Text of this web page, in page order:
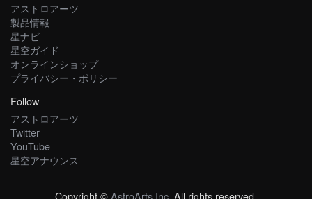
アストロアーツ
製品情報
星ナビ
星空ガイド
オンラインショップ
プライバシー・ポリシー
Follow
アストロアーツ
Twitter
YouTube
星空アナウンス
Copyright © AstroArts Inc . All rights reserved.